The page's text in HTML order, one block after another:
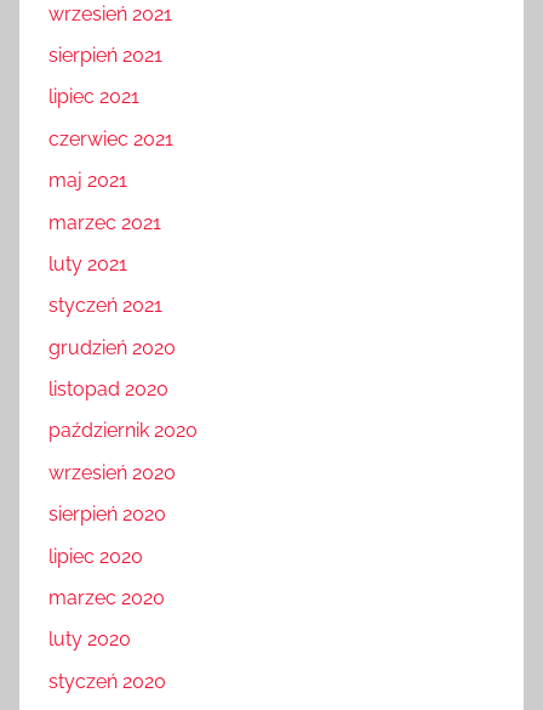
wrzesień 2021
sierpień 2021
lipiec 2021
czerwiec 2021
maj 2021
marzec 2021
luty 2021
styczeń 2021
grudzień 2020
listopad 2020
październik 2020
wrzesień 2020
sierpień 2020
lipiec 2020
marzec 2020
luty 2020
styczeń 2020